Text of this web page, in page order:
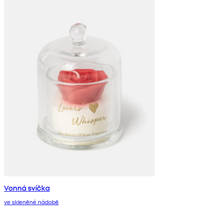
Vonná svíčka
ve skleněné nádobě